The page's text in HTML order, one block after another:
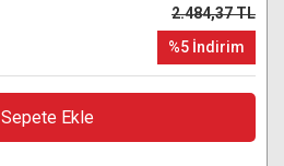
2.484,37 TL
%5 İndirim
Sepete Ekle